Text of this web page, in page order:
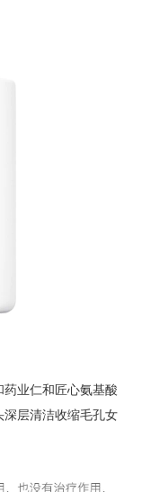
业仁和匠心氨基酸
层清洁收缩毛孔女